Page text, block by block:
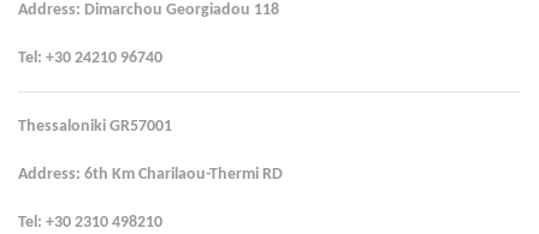
Address: Dimarchou Georgiadou 118
Tel: +30 24210 96740
Thessaloniki GR57001
Address: 6th Km Charilaou-Thermi RD
Tel: +30 2310 498210